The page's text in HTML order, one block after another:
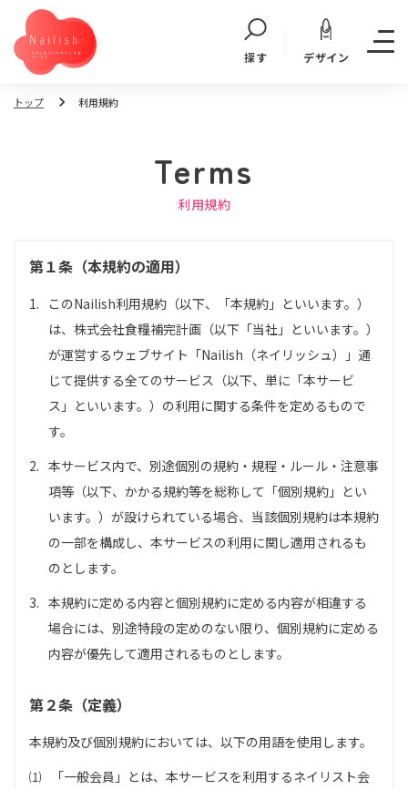
探す デザイン
トップ 利用規約
Terms
利用規約
第１条（本規約の適用）
1.
このNailish利用規約（以下、「本規約」といいます。）
は、株式会社食糧補完計画（以下「当社」といいます。）
が運営するウェブサイト「Nailish（ネイリッシュ）」通
じて提供する全てのサービス（以下、単に「本サービ
ス」といいます。）の利用に関する条件を定めるもので
す。
2. 本サービス内で、別途個別の規約・規程・ルール・注意事
項等（以下、かかる規約等を総称して「個別規約」とい
います。）が設けられている場合、当該個別規約は本規約
の一部を構成し、本サービスの利用に関し適用されるも
のとします。
3. 本規約に定める内容と個別規約に定める内容が相違する
場合には、別途特段の定めのない限り、個別規約に定める
内容が優先して適用されるものとします。
第２条（定義）
本規約及び個別規約においては、以下の用語を使用します。
⑴
「一般会員」とは、本サービスを利用するネイリスト会